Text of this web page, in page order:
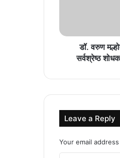
डॉ. वरुण
सर्वश्रेष्ठ
Leave a Reply
Your email